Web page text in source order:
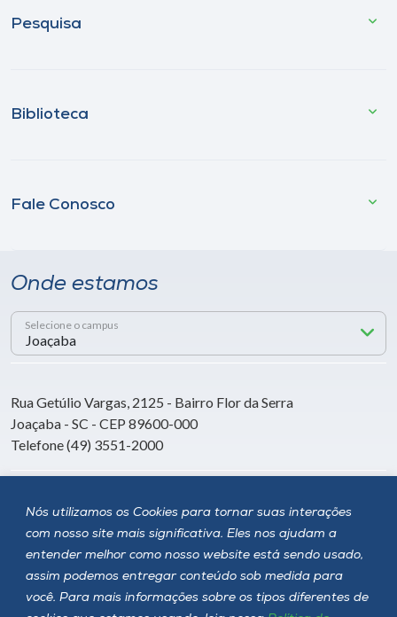
Nós utilizamos os Cookies para tornar suas interações
com nosso site mais significativa. Eles nos ajudam a
entender melhor como nosso website está sendo usado,
assim podemos entregar conteúdo sob medida para
você. Para mais informações sobre os tipos diferentes de
Pesquisa
Biblioteca
Fale Conosco
Onde estamos
Selecione o campus
Rua Getúlio Vargas, 2125 - Bairro Flor da Serra
Joaçaba - SC - CEP 89600-000
Telefone (49) 3551-2000
Siga a Unoesc